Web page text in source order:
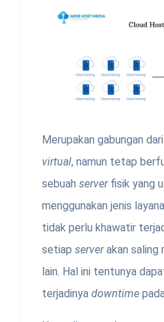
Merupakan gabungan
virtual, namun tetap
sebuah server fisik yang
menggunakan jenis
tidak perlu khawatir
setiap serverakan saling
lain. Hal ini tentunya
terjadinya downtime